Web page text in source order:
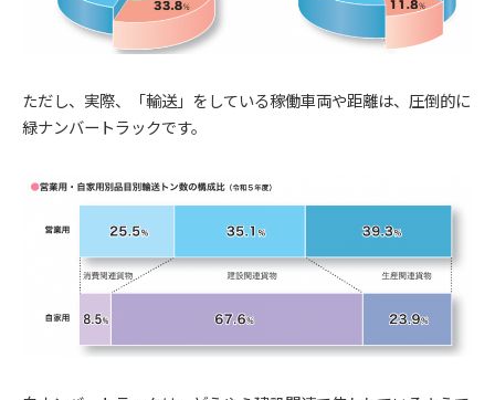
ただし、実際、「輸送」をしている稼働車両や距離は、圧倒的に
緑ナンバートラックです。